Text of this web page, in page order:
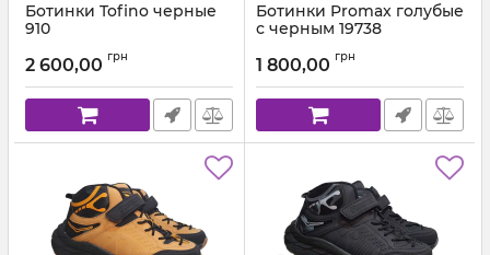
Ботинки Tofino черные
910
2 600,00 грн
Ботинки Promax голубые
с черным 19738
1 800,00 грн